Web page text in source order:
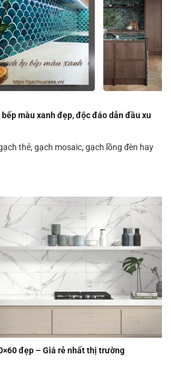
màu xanh đẹp, độc đáo dẫn đầu xu
thẻ, gạch mosaic, gạch lồng đèn hay
đẹp – Giá rẻ nhất thị trường